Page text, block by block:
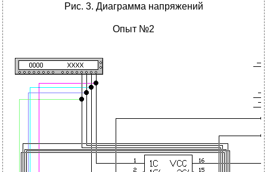
Рис. 3. Диаграмма напряжений
Опыт №2